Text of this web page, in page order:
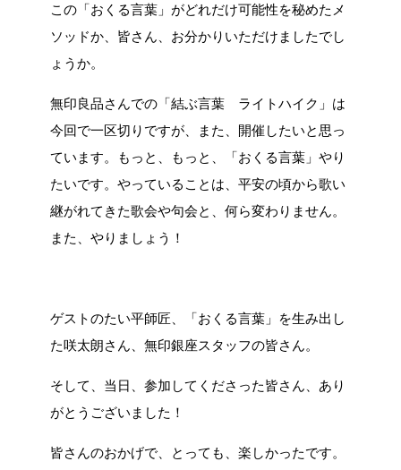
この「おくる言葉」がどれだけ可能性を秘めたメ
ソッドか、皆さん、お分かりいただけましたでし
ょうか。
無印良品さんでの「結ぶ言葉 ライトハイク」は
今回で一区切りですが、また、開催したいと思っ
ています。もっと、もっと、「おくる言葉」やり
たいです。やっていることは、平安の頃から歌い
継がれてきた歌会や句会と、何ら変わりません。
また、やりましょう！
ゲストのたい平師匠、「おくる言葉」を生み出し
た咲太朗さん、無印銀座スタッフの皆さん。
そして、当日、参加してくださった皆さん、あり
がとうございました！
皆さんのおかげで、とっても、楽しかったです。